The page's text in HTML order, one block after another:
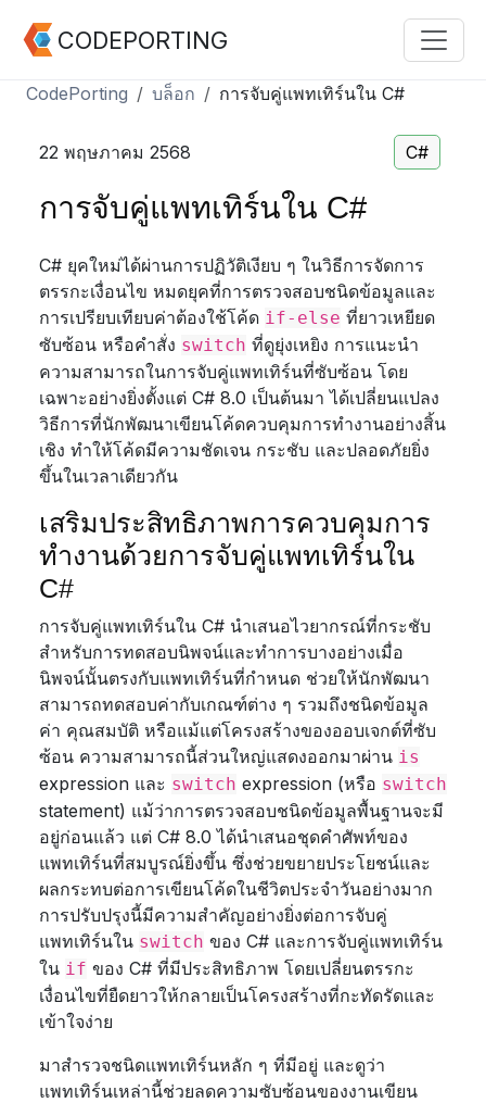
CODEPORTING
CodePorting บล็อก การจับคู่แพทเทิร์นใน C#
22 พฤษภาคม 2568 C#
การจับคู่แพทเทิร์นใน C#
C# ยุคใหม่ได้ผ่านการปฏิวัติเงียบ ๆ ในวิธีการจัดการ
ตรรกะเงื่อนไข หมดยุคที่การตรวจสอบชนิดข้อมูลและ
การเปรียบเทียบค่าต้องใช้โค้ด if-else ที่ยาวเหยียด
ซับซ้อน หรือคำสั่ง switch ที่ดูยุ่งเหยิง การแนะนำ
ความสามารถในการจับคู่แพทเทิร์นที่ซับซ้อน โดย
เฉพาะอย่างยิ่งตั้งแต่ C# 8.0 เป็นต้นมา ได้เปลี่ยนแปลง
วิธีการที่นักพัฒนาเขียนโค้ดควบคุมการทำงานอย่างสิ้น
เชิง ทำให้โค้ดมีความชัดเจน กระชับ และปลอดภัยยิ่ง
ขึ้นในเวลาเดียวกัน
เสริมประสิทธิภาพการควบคุมการ
ทำงานด้วยการจับคู่แพทเทิร์นใน
C#
การจับคู่แพทเทิร์นใน C# นำเสนอไวยากรณ์ที่กระชับ
สำหรับการทดสอบนิพจน์และทำการบางอย่างเมื่อ
นิพจน์นั้นตรงกับแพทเทิร์นที่กำหนด ช่วยให้นักพัฒนา
สามารถทดสอบค่ากับเกณฑ์ต่าง ๆ รวมถึงชนิดข้อมูล
ค่า คุณสมบัติ หรือแม้แต่โครงสร้างของออบเจกต์ที่ซับ
ซ้อน ความสามารถนี้ส่วนใหญ่แสดงออกมาผ่าน is
expression และ switch expression (หรือ switch
statement) แม้ว่าการตรวจสอบชนิดข้อมูลพื้นฐานจะมี
อยู่ก่อนแล้ว แต่ C# 8.0 ได้นำเสนอชุดคำศัพท์ของ
แพทเทิร์นที่สมบูรณ์ยิ่งขึ้น ซึ่งช่วยขยายประโยชน์และ
ผลกระทบต่อการเขียนโค้ดในชีวิตประจำวันอย่างมาก
การปรับปรุงนี้มีความสำคัญอย่างยิ่งต่อการจับคู่
แพทเทิร์นใน switch ของ C# และการจับคู่แพทเทิร์น
ใน if ของ C# ที่มีประสิทธิภาพ โดยเปลี่ยนตรรกะ
เงื่อนไขที่ยืดยาวให้กลายเป็นโครงสร้างที่กะทัดรัดและ
เข้าใจง่าย
มาสำรวจชนิดแพทเทิร์นหลัก ๆ ที่มีอยู่ และดูว่า
แพทเทิร์นเหล่านี้ช่วยลดความซับซ้อนของงานเขียน